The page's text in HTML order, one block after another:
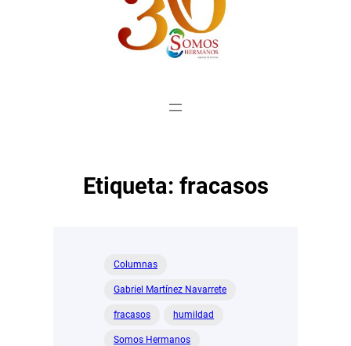
Etiqueta: fracasos
Columnas
Gabriel Martínez Navarrete
fracasos humildad
Somos Hermanos